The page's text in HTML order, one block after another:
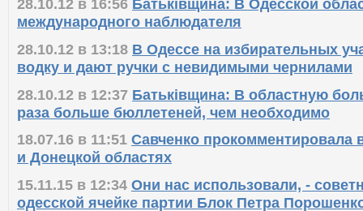
28.10.12 в 16:56 Батькiвщина: В Одесской
международного наблюдателя
28.10.12 в 13:18 В Одессе на избирательных
водку и дают ручки с невидимыми чернилами
28.10.12 в 12:37 Батьківщина: В областную
раза больше бюллетеней, чем необходимо
18.07.16 в 11:51 Савченко прокомментировала
и Донецкой областях
15.11.15 в 12:34 Они нас использовали, -
одесской ячейке партии Блок Петра